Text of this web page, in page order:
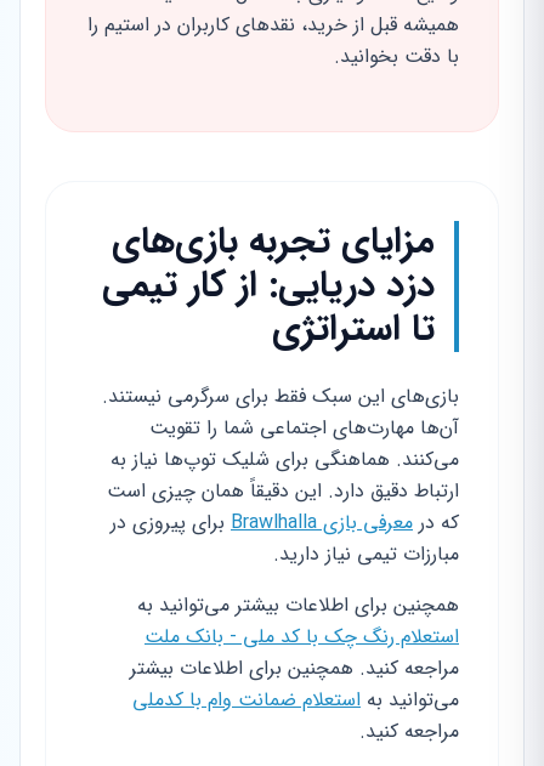
همیشه قبل از خرید، نقدهای کاربران در استیم را
با دقت بخوانید.
مزایای تجربه بازی‌های
دزد دریایی: از کار تیمی
تا استراتژی
بازی‌های این سبک فقط برای سرگرمی نیستند.
آن‌ها مهارت‌های اجتماعی شما را تقویت
می‌کنند. هماهنگی برای شلیک توپ‌ها نیاز به
ارتباط دقیق دارد. این دقیقاً همان چیزی است
که در معرفی بازی Brawlhalla
برای پیروزی در
مبارزات تیمی نیاز دارید.
همچنین برای اطلاعات بیشتر می‌توانید به
استعلام رنگ چک با کد ملی - بانک ملت
مراجعه کنید. همچنین برای اطلاعات بیشتر
می‌توانید به استعلام ضمانت وام با کدملی
مراجعه کنید.